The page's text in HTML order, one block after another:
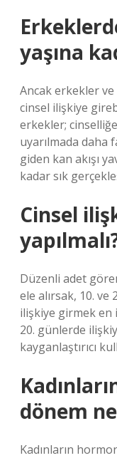
yaşına
Ancak erkekler ve
cinsel ilişkiye
erkekler;
uyarılmada daha
giden kan akışı
kadar sık
Cinsel
Düzenli adet
ele alırsak, 10.
ilişkiye girmek en
20. günlerde
kayganlaştırıcı
dönem
Kadınların